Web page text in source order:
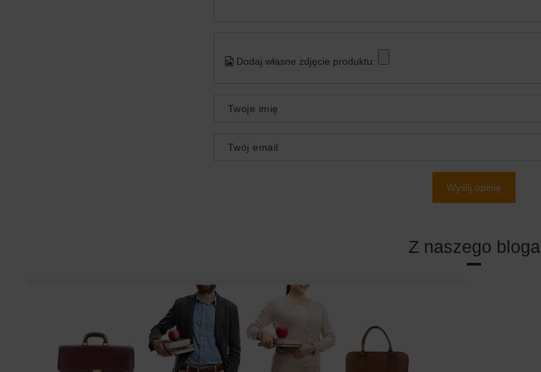
Dodaj własne zdjęcie produktu:
Twoje imię
Twój email
Wyślij opinię
Z naszego bloga